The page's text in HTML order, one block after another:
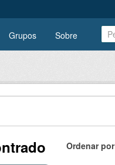
Grupos Sobre
Ordenar por